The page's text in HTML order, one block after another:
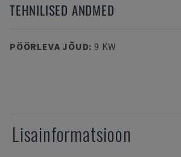
TEHNILISED ANDMED
PÖÖRLEVA JÕUD: 9 KW
Lisainformatsioon